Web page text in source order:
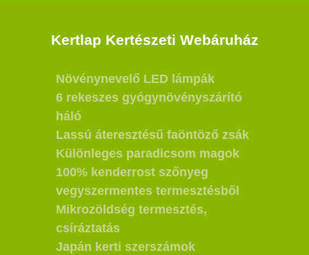
Kertlap Kertészeti Webáruház
Növénynevelő LED lámpák
6 rekeszes gyógynövényszárító
háló
Lassú áteresztésű faöntöző zsák
Különleges paradicsom magok
100% kenderrost szőnyeg
vegyszermentes termesztésből
Mikrozöldség termesztés,
csíráztatás
Japán kerti szerszámok